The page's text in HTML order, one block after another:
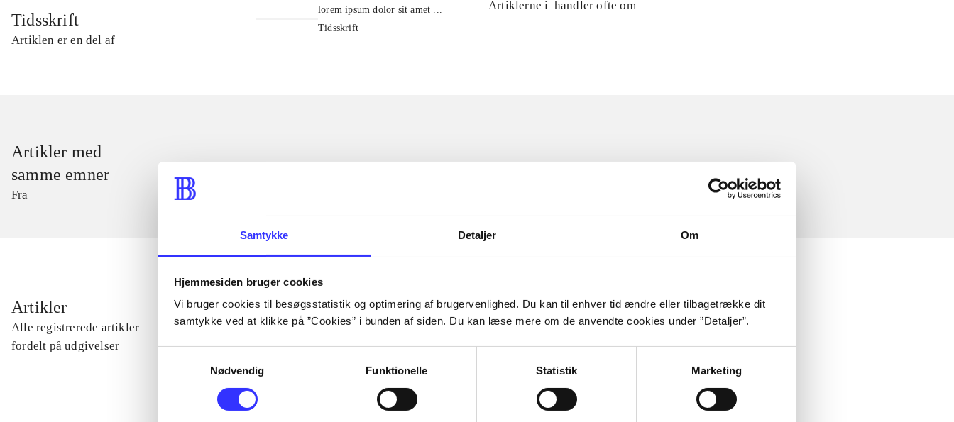
Samtykke Detaljer Om
Hjemmesiden bruger cookies
Vi bruger cookies til besøgsstatistik og optimering af brugervenlighed. Du kan til enhver tid ændre eller tilbagetrække dit
samtykke ved at klikke på ”Cookies” i bunden af siden. Du kan læse mere om de anvendte cookies under ”Detaljer”.
Nødvendig
Funktionelle Statistik Marketing
Tidsskrift
Artiklen er en del af
lorem ipsum dolor sit amet ...
Tidsskrift
Artiklerne i handler ofte om
Artikler med
samme emner
Fra
Artikler
Alle registrerede artikler
fordelt på udgivelser
...